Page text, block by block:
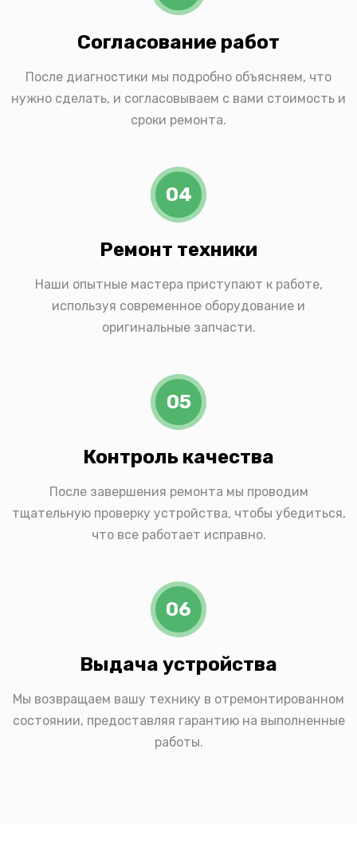
Согласование работ
После диагностики мы подробно объясняем, что
нужно сделать, и согласовываем с вами стоимость и
сроки ремонта.
04
Ремонт техники
Наши опытные мастера приступают к работе,
используя современное оборудование и
оригинальные запчасти.
05
Контроль качества
После завершения ремонта мы проводим
тщательную проверку устройства, чтобы убедиться,
что все работает исправно.
06
Выдача устройства
Мы возвращаем вашу технику в отремонтированном
состоянии, предоставляя гарантию на выполненные
работы.